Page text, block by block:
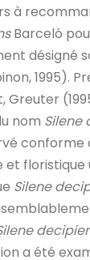
à
Barceló
désigné
1995).
Greuter
nom Silene
conforme
floristique
Silene
a été